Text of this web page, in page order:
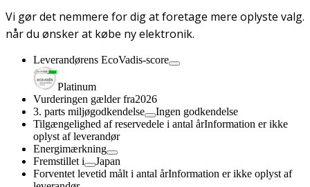
Vi gør det nemmere for dig at foretage mere oplyste valg.
når du ønsker at købe ny elektronik.
Leverandørens EcoVadis-score
Platinum
Vurderingen gælder fra2026
3. parts miljøgodkendelse
Ingen godkendelse
Tilgængelighed af reservedele i antal årInformation er ikke
oplyst af leverandør
Energimærkning
Fremstillet i
Japan
Forventet levetid målt i antal årInformation er ikke oplyst af